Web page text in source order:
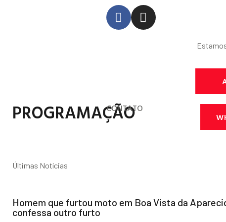
PROGRAMAÇÃO
CONTATO
Últimas Notícias
Homem que furtou moto em Boa Vista da
confessa outro furto